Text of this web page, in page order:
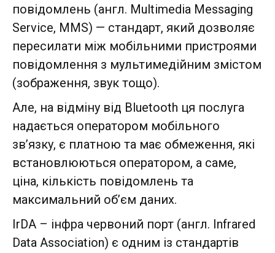
повідомлень (англ. Multimedia Messaging
Service, MMS) — стандарт, який дозволяє
пересилати між мобільними пристроями
повідомлення з мультимедійним змістом
(зображення, звук тощо).
Але, на відміну від Bluetooth ця послуга
надається оператором мобільного
зв’язку, є платною та має обмеження, які
встановлюються оператором, а саме,
ціна, кількість повідомлень та
максимальний об’єм даних.
IrDA – інфра червоний порт (англ. Infrared
Data Association) є одним із стандартів